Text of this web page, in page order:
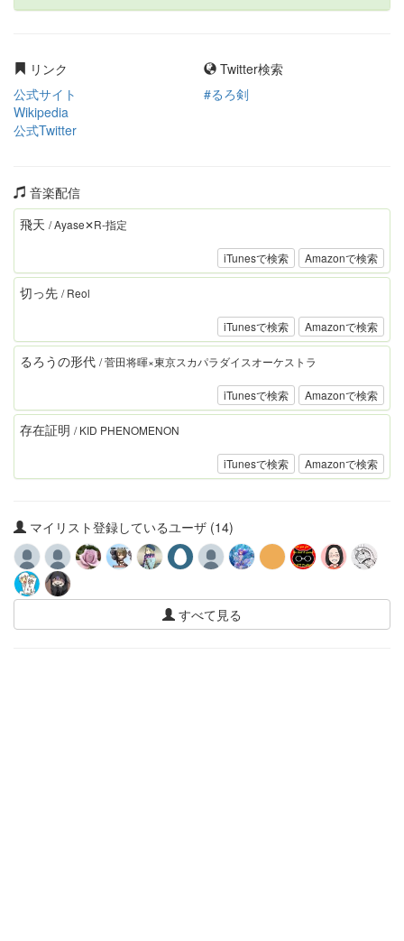
リンク
公式サイト
Wikipedia
公式Twitter
Twitter検索
#るろ剣
音楽配信
iTunesで検索 Amazonで検索
飛天 / Ayase✕R-指定
iTunesで検索 Amazonで検索
切っ先 / Reol
iTunesで検索 Amazonで検索
るろうの形代 / 菅田将暉×東京スカパラダイスオーケストラ
iTunesで検索 Amazonで検索
存在証明 / KID PHENOMENON
マイリスト登録しているユーザ (14)
すべて見る